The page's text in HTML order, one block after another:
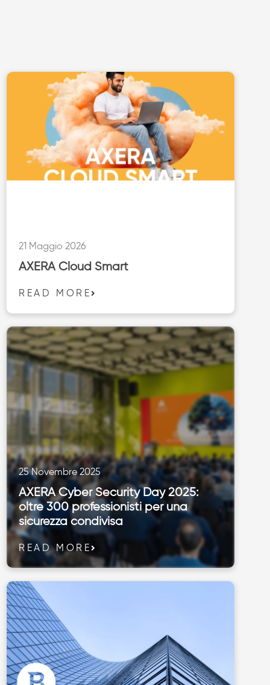
21 Maggio 2026
AXERA Cloud Smart
READ MORE
25 Novembre 2025
AXERA Cyber Security Day 2025:
oltre 300 professionisti per una
sicurezza condivisa
READ MORE